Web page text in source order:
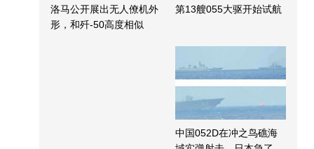
洛马公开展出无人僚机外
形，和歼-50高度相似
第13艘055大驱开始试航
中国052D在冲之鸟礁海